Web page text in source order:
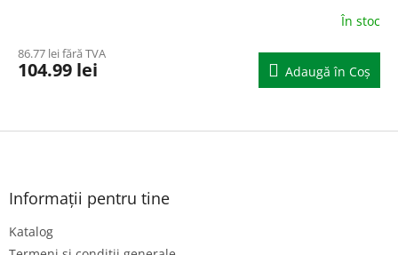
În stoc
86.77 lei fără TVA
104.99 lei Adaugă în Coş
S
Informații pentru tine
Katalog